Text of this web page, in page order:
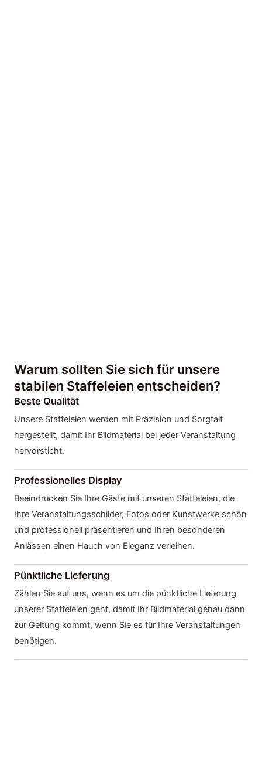
Warum sollten Sie sich für unsere
stabilen Staffeleien entscheiden?
Beste Qualität
Unsere Staffeleien werden mit Präzision und Sorgfalt
hergestellt, damit Ihr Bildmaterial bei jeder Veranstaltung
hervorsticht.
Professionelles Display
Beeindrucken Sie Ihre Gäste mit unseren Staffeleien, die
Ihre Veranstaltungsschilder, Fotos oder Kunstwerke schön
und professionell präsentieren und Ihren besonderen
Anlässen einen Hauch von Eleganz verleihen.
Pünktliche Lieferung
Zählen Sie auf uns, wenn es um die pünktliche Lieferung
unserer Staffeleien geht, damit Ihr Bildmaterial genau dann
zur Geltung kommt, wenn Sie es für Ihre Veranstaltungen
benötigen.